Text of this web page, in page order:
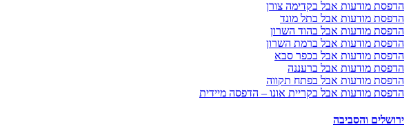
הדפסת מודעות אבל בקדימה צורן
הדפסת מודעות אבל בתל מונד
הדפסת מודעות אבל בהוד השרון
הדפסת מודעות אבל ברמת השרון
הדפסת מודעות אבל בכפר סבא
הדפסת מודעות אבל ברעננה
הדפסת מודעות אבל בפתח תקווה
הדפסת מודעות אבל בקריית אונו – הדפסה מיידית
ירושלים והסביבה